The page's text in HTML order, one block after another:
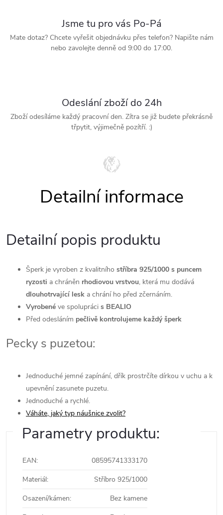
Jsme tu pro vás Po-Pá
Mate dotaz? Chcete vyřešit objednávku přes telefon? Napište nám
nebo zavolejte denně od 9:00 do 17:00.
Odeslání zboží do 24h
Zboží odesíláme každý pracovní den. Zítra se již budete překrásně
třpytit, výjimečně pozítří. :)
Detailní popis produktu
Šperk je vyroben z kvalitního stříbra 925/1000 s puncem
ryzosti a chráněn rhodiovou vrstvou, která mu dodává
dlouhotrvající lesk a chrání ho před zčernáním.
Vyrobené ve spolupráci s BEALIO
Před odesláním pečlivě kontrolujeme každý šperk
Pecky s puzetou:
Jednoduché jemné zapínání, dřík prostrčíte dírkou v uchu a k
upevnění zasunete puzetu.
Jednoduché a rychlé.
Váháte, jaký typ náušnice zvolit?
Parametry produktu:
EAN:
08595741333170
Materiál:
Stříbro 925/1000
Osazení/kámen:
Bez kamene